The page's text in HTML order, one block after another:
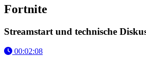
Fortnite
Streamstart und technische
00:02:08